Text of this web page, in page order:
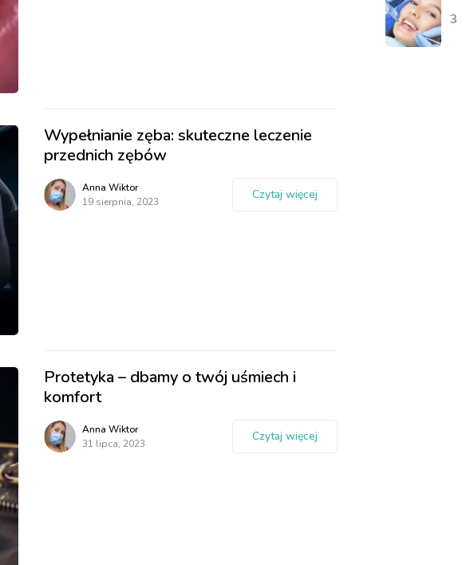
Wypełnianie zęba: skuteczne leczenie
przednich zębów
Anna Wiktor
19 sierpnia, 2023
Czytaj więcej
Protetyka – dbamy o twój uśmiech i
komfort
Anna Wiktor
31 lipca, 2023
Czytaj więcej